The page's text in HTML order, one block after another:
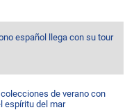
español llega con su tour
de verano con
espíritu del mar